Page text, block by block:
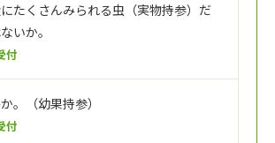
たくさんみられる虫（実物持参）だ
いか。
付
。（幼果持参）
付